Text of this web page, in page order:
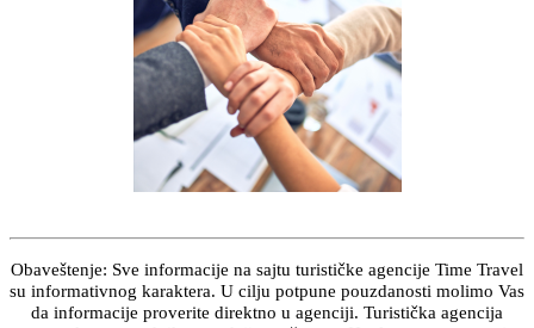
Obaveštenje: Sve informacije na sajtu turističke agencije Time Travel
su informativnog karaktera. U cilju potpune pouzdanosti molimo Vas
da informacije proverite direktno u agenciji. Turistička agencija